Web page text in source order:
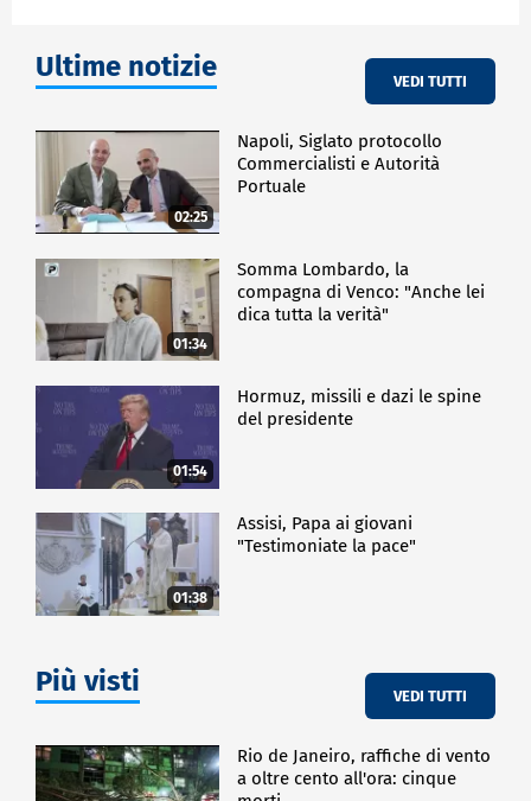
Ultime notizie VEDI TUTTI
02:25
Napoli, Siglato protocollo
Commercialisti e Autorità
Portuale
01:34
Somma Lombardo, la
compagna di Venco: "Anche lei
dica tutta la verità"
01:54
Hormuz, missili e dazi le spine
del presidente
01:38
Assisi, Papa ai giovani
"Testimoniate la pace"
Più visti VEDI TUTTI
Rio de Janeiro, raffiche di vento
a oltre cento all'ora: cinque